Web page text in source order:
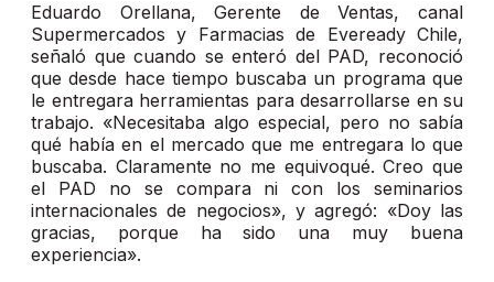
Eduardo Orellana, Gerente de Ventas, canal
Supermercados y Farmacias de Eveready Chile,
señaló que cuando se enteró del PAD, reconoció
que desde hace tiempo buscaba un programa que
le entregara herramientas para desarrollarse en su
trabajo. «Necesitaba algo especial, pero no sabía
qué había en el mercado que me entregara lo que
buscaba. Claramente no me equivoqué. Creo que
el PAD no se compara ni con los seminarios
internacionales de negocios», y agregó: «Doy las
gracias, porque ha sido una muy buena
experiencia».